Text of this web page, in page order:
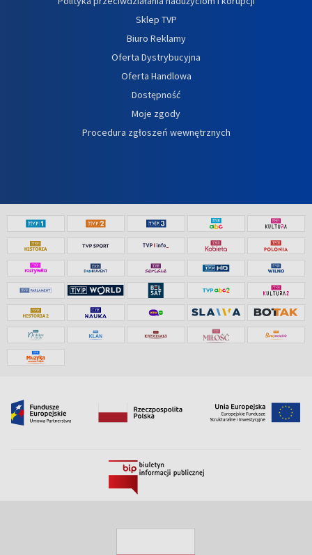
Sklep TVP
Biuro Reklamy
Oferta Dystrybucyjna
Oferta Handlowa
Dostępność
Moje zgody
Procedura zgłoszeń wewnętrznych